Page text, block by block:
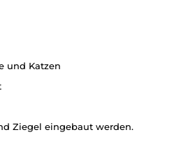
und Katzen
Ziegel eingebaut werden.